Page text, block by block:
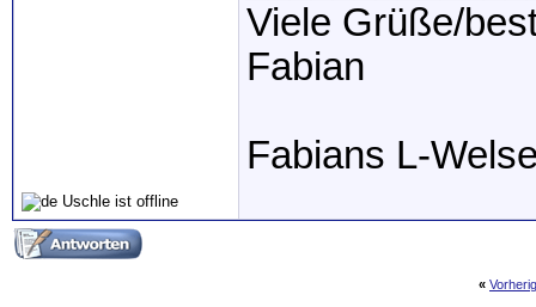
Viele Grüße/
Fabian
Fabians L-
«